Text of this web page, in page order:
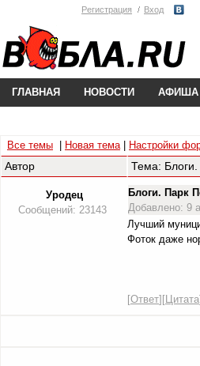
Регистрация Вход
ГЛАВНАЯ НОВОСТИ АФИША
Все темы Новая тема| Настройки
Автор Тема:
Уродец
Сообщений: 23143
Блоги. Парк
Добавлено: 9
Лучший
Фоток даже
[Ответ][Цитата]